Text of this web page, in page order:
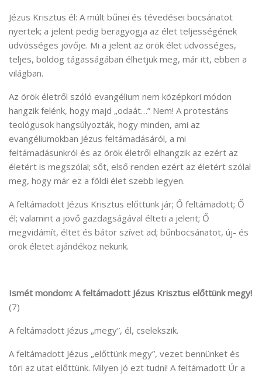
Jézus Krisztus él: A múlt bűnei és tévedései bocsánatot
nyertek; a jelent pedig beragyogja az élet teljességének
üdvösséges jövője. Mi a jelent az örök élet üdvösséges,
teljes, boldog tágasságában élhetjük meg, már itt, ebben a
világban.
Az örök életről szóló evangélium nem középkori módon
hangzik felénk, hogy majd „odaát…” Nem! A protestáns
teológusok hangsúlyozták, hogy minden, ami az
evangéliumokban Jézus feltámadásáról, a mi
feltámadásunkról és az örök életről elhangzik az ezért az
életért is megszólal; sőt, első renden ezért az életért szólal
meg, hogy már ez a földi élet szebb legyen.
A feltámadott Jézus Krisztus előttünk jár; Ő feltámadott; Ő
él; valamint a jövő gazdagságával élteti a jelent; Ő
megvidámít, éltet és bátor szívet ad; bűnbocsánatot, új- és
örök életet ajándékoz nekünk.
Ismét mondom: A feltámadott Jézus Krisztus előttünk megy!
(7)
A feltámadott Jézus „megy”, él, cselekszik.
A feltámadott Jézus „előttünk megy”, vezet bennünket és
töri az utat előttünk. Milyen jó ezt tudni! A feltámadott Úr a